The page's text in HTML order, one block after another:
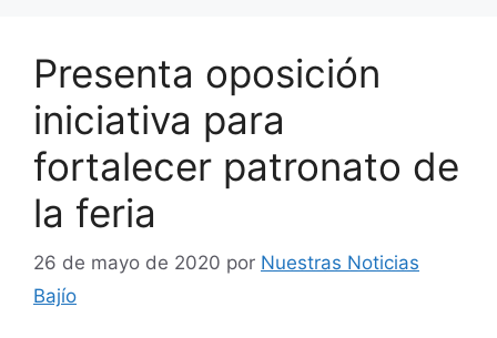
Presenta oposición
iniciativa para
fortalecer patronato de
la feria
26 de mayo de 2020 por Nuestras Noticias
Bajío